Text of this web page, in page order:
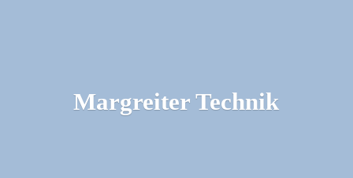
Margreiter Technik